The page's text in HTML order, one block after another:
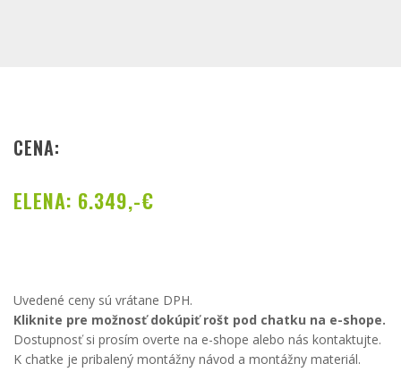
CENA:
ELENA: 6.349,-€
Uvedené ceny sú vrátane DPH.
Kliknite pre možnosť dokúpiť rošt pod chatku na e-shope.
Dostupnosť si prosím overte na e-shope alebo nás kontaktujte.
K chatke je pribalený montážny návod a montážny materiál.